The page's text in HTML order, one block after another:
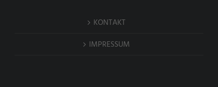
KONTAKT
IMPRESSUM